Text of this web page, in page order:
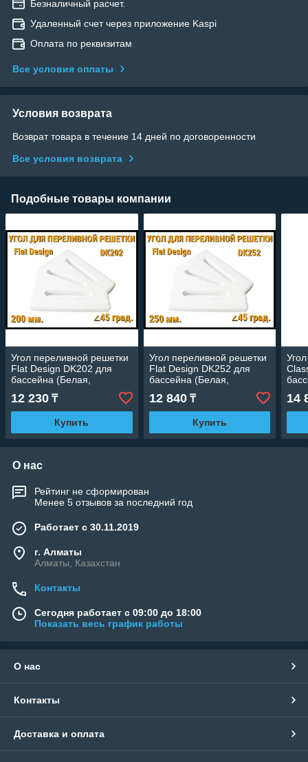
Безналичный расчет.
Удаленный счет через приложение Kaspi
Оплата по реквизитам
Все условия оплаты
Условия возврата
Возврат товара в течение 14 дней по договоренности
Все условия возврата
Подобные товары компании
Угол переливной решетки
Flat Design DK202 для
бассейна (Белая,
Размеры: 200x25, 45
град.)
12 230 ₸
Купить
Угол переливной решетки
Flat Design DK252 для
бассейна (Белая,
Размеры: 250x25, 45
град.)
12 840₸
Купить
14
О нас
Рейтинг не сформирован
Менее 5 отзывов за последний год
Работает с 30.11.2019
г. Алматы
Алматы, Казахстан
Контакты
Сегодня работает с 09:00 до 18:00
Показать весь график работы
О нас
Контакты
Доставка и оплата